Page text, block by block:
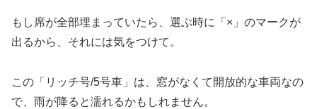
もし席が全部埋まっていたら、選ぶ時に「×」のマークが
出るから、それには気をつけて。
この「リッチ号/5号車」は、窓がなくて開放的な車両なの
で、雨が降ると濡れるかもしれません。